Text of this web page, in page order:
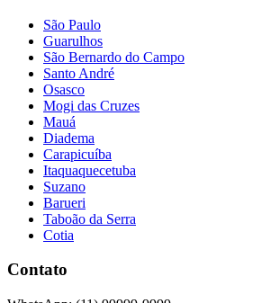
São Paulo
Guarulhos
São Bernardo do Campo
Santo André
Osasco
Mogi das Cruzes
Mauá
Diadema
Carapicuíba
Itaquaquecetuba
Suzano
Barueri
Taboão da Serra
Cotia
Contato